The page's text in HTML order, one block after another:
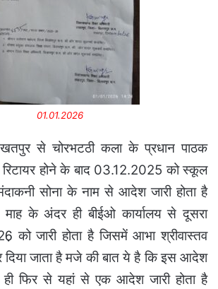
01.01.2026
से चोरभटठी कला के प्रधान पाठक
होने के बाद 03.12.2025 को स्कूल
सोना के नाम से आदेश जारी होता है
के अंदर ही बीईओ कार्यालय से दूसरा
जारी होता है जिसमें आभा श्रीवास्तव
दिया जाता है मजे की बात ये है कि इस आदेश
ही फिर से यहां से एक आदेश जारी होता है